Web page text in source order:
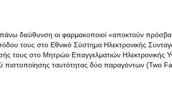
διεύθυνση οι φαρμακοποιοί «αποκτούν
τους στο Εθνικό Σύστημα Ηλεκτρονικής
τους στο Μητρώο Επαγγελματιών Ηλεκτρονικής
πιστοποίησης ταυτότητας δύο παραγόντων (Two